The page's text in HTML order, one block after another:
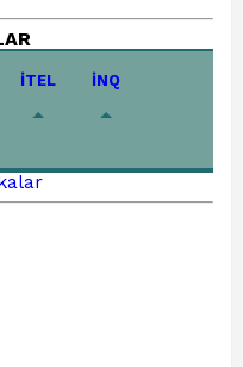
İTEL İNQ